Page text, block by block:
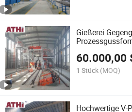
Gießerei
60.000,00
1 Stück (MOQ)
Hochwertige V-